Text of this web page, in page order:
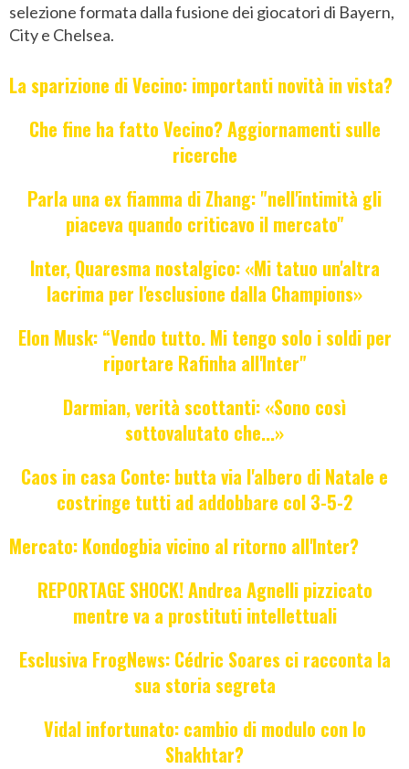
selezione formata dalla fusione dei giocatori di Bayern,
City e Chelsea.
La sparizione di Vecino: importanti novità in vista?
Che fine ha fatto Vecino? Aggiornamenti sulle
ricerche
Parla una ex fiamma di Zhang: "nell'intimità gli
piaceva quando criticavo il mercato"
Inter, Quaresma nostalgico: «Mi tatuo un'altra
lacrima per l'esclusione dalla Champions»
Elon Musk: “Vendo tutto. Mi tengo solo i soldi per
riportare Rafinha all'Inter"
Darmian, verità scottanti: «Sono così
sottovalutato che...»
Caos in casa Conte: butta via l'albero di Natale e
costringe tutti ad addobbare col 3-5-2
Mercato: Kondogbia vicino al ritorno all'Inter?
REPORTAGE SHOCK! Andrea Agnelli pizzicato
mentre va a prostituti intellettuali
Esclusiva FrogNews: Cédric Soares ci racconta la
sua storia segreta
Vidal infortunato: cambio di modulo con lo
Shakhtar?